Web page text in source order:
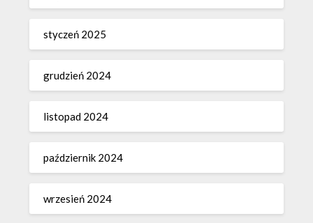
styczeń 2025
grudzień 2024
listopad 2024
październik 2024
wrzesień 2024